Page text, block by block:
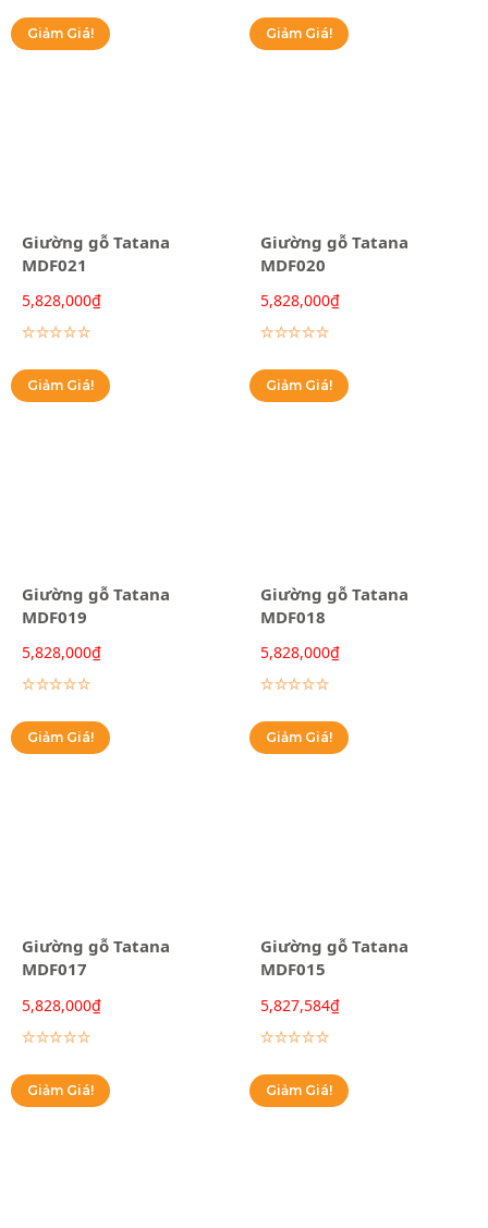
Giảm Giá!
Giường gỗ Tatana
MDF021
5,828,000₫
Lựa chọn các tùy chọn
Giảm Giá!
Giường gỗ Tatana
MDF020
5,828,000₫
Lựa chọn các tùy chọn
Giảm Giá!
Giường gỗ Tatana
MDF019
5,828,000₫
Lựa chọn các tùy chọn
Giảm Giá!
Giường gỗ Tatana
MDF018
5,828,000₫
Lựa chọn các tùy chọn
Giảm Giá!
Giường gỗ Tatana
MDF017
5,828,000₫
Lựa chọn các tùy chọn
Giảm Giá!
Giường gỗ Tatana
MDF015
5,827,584₫
Lựa chọn các tùy chọn
Giảm Giá! Giảm Giá!